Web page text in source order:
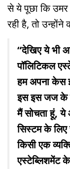
से ये पूछा कि
रही है, तो उन्होंने
“देखिए ये भी
पॉलिटिकल
हम अपना केस
इस इस जज के
मैं सोचता हूं,
सिस्टम के
किसी एक
एस्टेब्लिशमेंट